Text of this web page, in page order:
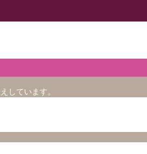
しています。